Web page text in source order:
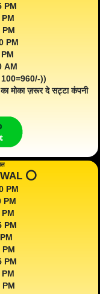
PM
PM
PM
PM
AM
))
मोका ज़रूर दे सट्टा कंपनी
⭕️
PM
PM
PM
PM
PM
PM
PM